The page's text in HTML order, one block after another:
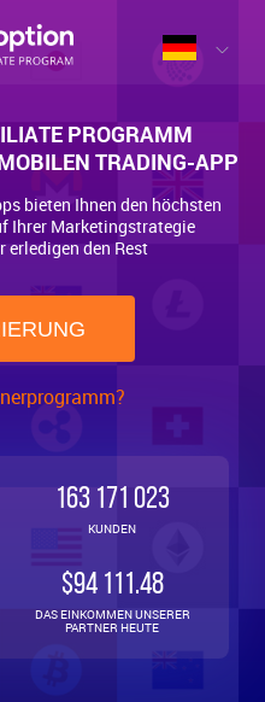
PROGRAMM
TRADING-APP
bieten Ihnen den höchsten
Ihrer Marketingstrategie
erledigen den Rest
163 171 023
KUNDEN
$94 111.48
DAS EINKOMMEN UNSERER
PARTNER HEUTE